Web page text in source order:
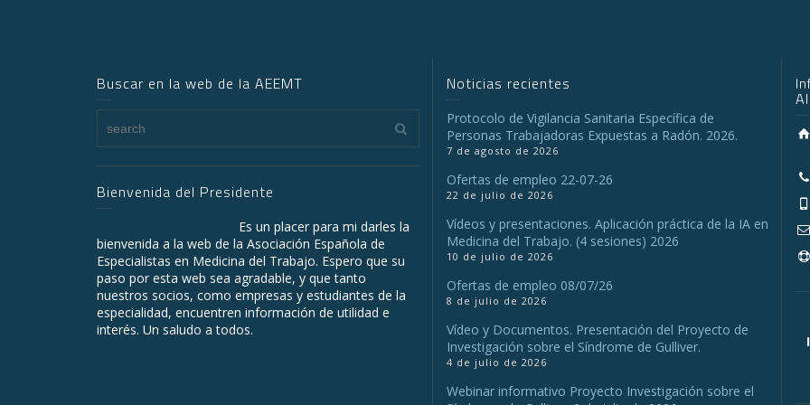
Buscar en la web de la AEEMT
Bienvenida del Presidente
Es un placer para mi darles la
bienvenida a la web de la Asociación Española de
Especialistas en Medicina del Trabajo. Espero que su
paso por esta web sea agradable, y que tanto
nuestros socios, como empresas y estudiantes de la
especialidad, encuentren información de utilidad e
interés. Un saludo a todos.
Noticias recientes
Protocolo de Vigilancia Sanitaria Específica de
Personas Trabajadoras Expuestas a Radón. 2026.
7 de agosto de 2026
Ofertas de empleo 22-07-26
22 de julio de 2026
Vídeos y presentaciones. Aplicación práctica de la IA en
Medicina del Trabajo. (4 sesiones) 2026
10 de julio de 2026
Ofertas de empleo 08/07/26
8 de julio de 2026
Vídeo y Documentos. Presentación del Proyecto de
Investigación sobre el Síndrome de Gulliver.
4 de julio de 2026
Webinar informativo Proyecto Investigación sobre el